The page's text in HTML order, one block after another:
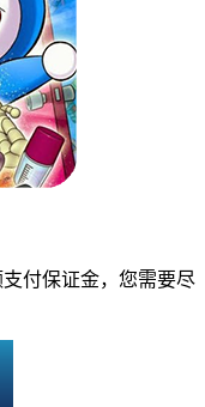
付保证金，您需要尽